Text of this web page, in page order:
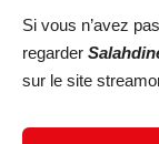
Si vous n’avez
regarder
sur le site